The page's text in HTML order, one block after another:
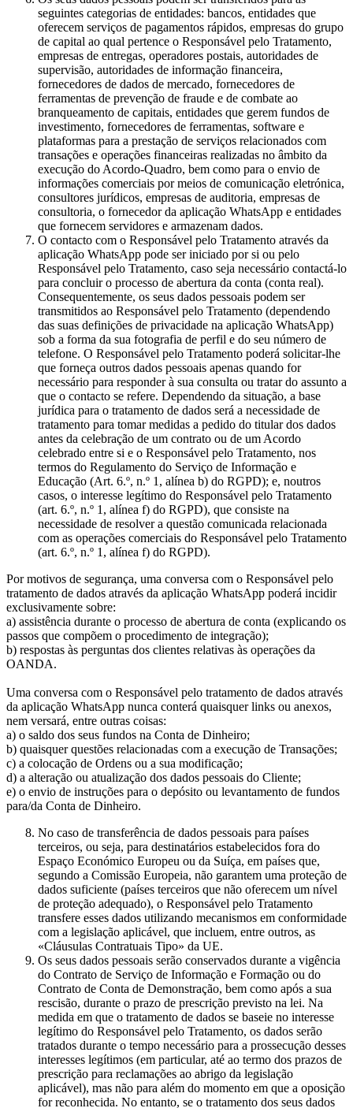
seguintes categorias de entidades: bancos, entidades que
oferecem serviços de pagamentos rápidos, empresas do grupo
de capital ao qual pertence o Responsável pelo Tratamento,
empresas de entregas, operadores postais, autoridades de
supervisão, autoridades de informação financeira,
fornecedores de dados de mercado, fornecedores de
ferramentas de prevenção de fraude e de combate ao
branqueamento de capitais, entidades que gerem fundos de
investimento, fornecedores de ferramentas, software e
plataformas para a prestação de serviços relacionados com
transações e operações financeiras realizadas no âmbito da
execução do Acordo-Quadro, bem como para o envio de
informações comerciais por meios de comunicação eletrónica,
consultores jurídicos, empresas de auditoria, empresas de
consultoria, o fornecedor da aplicação WhatsApp e entidades
que fornecem servidores e armazenam dados.
O contacto com o Responsável pelo Tratamento através da
aplicação WhatsApp pode ser iniciado por si ou pelo
Responsável pelo Tratamento, caso seja necessário contactá-lo
para concluir o processo de abertura da conta (conta real).
Consequentemente, os seus dados pessoais podem ser
transmitidos ao Responsável pelo Tratamento (dependendo
das suas definições de privacidade na aplicação WhatsApp)
sob a forma da sua fotografia de perfil e do seu número de
telefone. O Responsável pelo Tratamento poderá solicitar-lhe
que forneça outros dados pessoais apenas quando for
necessário para responder à sua consulta ou tratar do assunto a
que o contacto se refere. Dependendo da situação, a base
jurídica para o tratamento de dados será a necessidade de
tratamento para tomar medidas a pedido do titular dos dados
antes da celebração de um contrato ou de um Acordo
celebrado entre si e o Responsável pelo Tratamento, nos
termos do Regulamento do Serviço de Informação e
Educação (Art. 6.º, n.º 1, alínea b) do RGPD); e, noutros
casos, o interesse legítimo do Responsável pelo Tratamento
(art. 6.º, n.º 1, alínea f) do RGPD), que consiste na
necessidade de resolver a questão comunicada relacionada
com as operações comerciais do Responsável pelo Tratamento
(art. 6.º, n.º 1, alínea f) do RGPD).
Por motivos de segurança, uma conversa com o Responsável pelo
tratamento de dados através da aplicação WhatsApp poderá incidir
exclusivamente sobre:
a) assistência durante o processo de abertura de conta (explicando os
passos que compõem o procedimento de integração);
b) respostas às perguntas dos clientes relativas às operações da
OANDA.
Uma conversa com o Responsável pelo tratamento de dados através
da aplicação WhatsApp nunca conterá quaisquer links ou anexos,
nem versará, entre outras coisas:
a) o saldo dos seus fundos na Conta de Dinheiro;
b) quaisquer questões relacionadas com a execução de Transações;
c) a colocação de Ordens ou a sua modificação;
d) a alteração ou atualização dos dados pessoais do Cliente;
e) o envio de instruções para o depósito ou levantamento de fundos
para/da Conta de Dinheiro.
No caso de transferência de dados pessoais para países
terceiros, ou seja, para destinatários estabelecidos fora do
Espaço Económico Europeu ou da Suíça, em países que,
segundo a Comissão Europeia, não garantem uma proteção de
dados suficiente (países terceiros que não oferecem um nível
de proteção adequado), o Responsável pelo Tratamento
transfere esses dados utilizando mecanismos em conformidade
com a legislação aplicável, que incluem, entre outros, as
«Cláusulas Contratuais Tipo» da UE.
Os seus dados pessoais serão conservados durante a vigência
do Contrato de Serviço de Informação e Formação ou do
Contrato de Conta de Demonstração, bem como após a sua
rescisão, durante o prazo de prescrição previsto na lei. Na
medida em que o tratamento de dados se baseie no interesse
legítimo do Responsável pelo Tratamento, os dados serão
tratados durante o tempo necessário para a prossecução desses
interesses legítimos (em particular, até ao termo dos prazos de
prescrição para reclamações ao abrigo da legislação
aplicável), mas não para além do momento em que a oposição
for reconhecida. No entanto, se o tratamento dos seus dados